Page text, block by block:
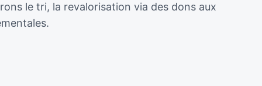
le tri, la revalorisation via des dons aux